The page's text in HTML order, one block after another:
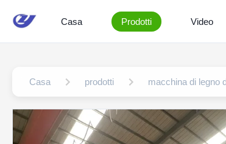
Casa Prodotti Video
Casa prodotti macchina di legno